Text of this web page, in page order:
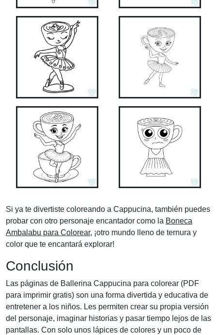
Si ya te divertiste coloreando a Cappucina, también puedes
probar con otro personaje encantador como la Boneca
Ambalabu para Colorear, ¡otro mundo lleno de ternura y
color que te encantará explorar!
Conclusión
Las páginas de Ballerina Cappucina para colorear (PDF
para imprimir gratis) son una forma divertida y educativa de
entretener a los niños. Les permiten crear su propia versión
del personaje, imaginar historias y pasar tiempo lejos de las
pantallas. Con solo unos lápices de colores y un poco de